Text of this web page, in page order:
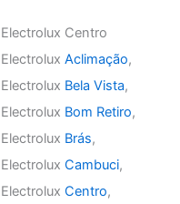
Centro
Aclimação,
Bela Vista,
Bom Retiro,
Brás,
Cambuci,
Centro,